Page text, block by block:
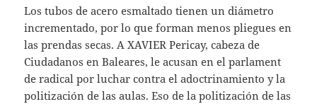
Los tubos de acero esmaltado tienen un diámetro
incrementado, por lo que forman menos pliegues en
las prendas secas. A XAVIER Pericay, cabeza de
Ciudadanos en Baleares, le acusan en el parlament
de radical por luchar contra el adoctrinamiento y la
politización de las aulas. Eso de la politización de las